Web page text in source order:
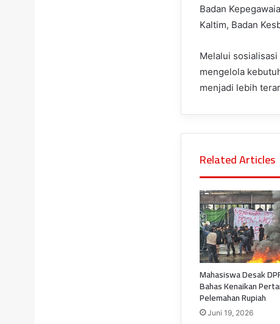
Badan
Kaltim, Badan
Melalui
mengelola
menjadi lebih
Related Articles
Mahasiswa Desak
Bahas Kenaikan
Pelemahan Rupiah
Juni 19, 2026